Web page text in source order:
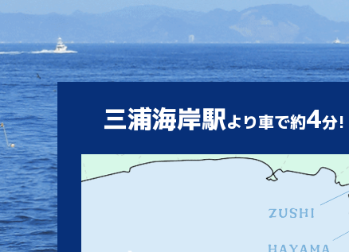
三浦海岸駅より車で約4分!